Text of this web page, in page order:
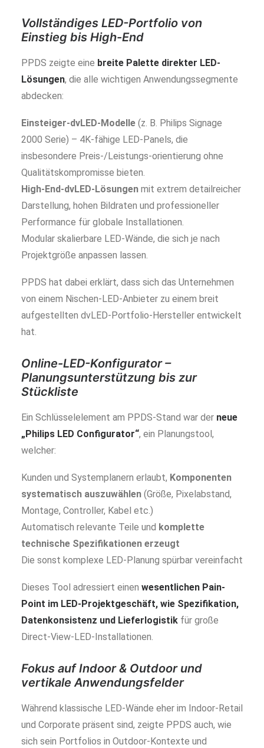
Vollständiges LED-Portfolio von
Einstieg bis High-End
PPDS zeigte eine breite Palette direkter LED-
Lösungen, die alle wichtigen Anwendungssegmente
abdecken:
Einsteiger-dvLED-Modelle (z. B. Philips Signage
2000 Serie) – 4K-fähige LED-Panels, die
insbesondere Preis-/Leistungs-orientierung ohne
Qualitätskompromisse bieten.
High-End-dvLED-Lösungen mit extrem detailreicher
Darstellung, hohen Bildraten und professioneller
Performance für globale Installationen.
Modular skalierbare LED-Wände, die sich je nach
Projektgröße anpassen lassen.
PPDS hat dabei erklärt, dass sich das Unternehmen
von einem Nischen-LED-Anbieter zu einem breit
aufgestellten dvLED-Portfolio-Hersteller entwickelt
hat.
Online-LED-Konfigurator –
Planungsunterstützung bis zur
Stückliste
Ein Schlüsselelement am PPDS-Stand war der neue
„Philips LED Configurator“, ein Planungstool,
welcher:
Kunden und Systemplanern erlaubt, Komponenten
systematisch auszuwählen (Größe, Pixelabstand,
Montage, Controller, Kabel etc.)
Automatisch relevante Teile und komplette
technische Spezifikationen erzeugt
Die sonst komplexe LED-Planung spürbar vereinfacht
Dieses Tool adressiert einen wesentlichen Pain-
Point im LED-Projektgeschäft, wie Spezifikation,
Datenkonsistenz und Lieferlogistik für große
Direct-View-LED-Installationen.
Fokus auf Indoor & Outdoor und
vertikale Anwendungsfelder
Während klassische LED-Wände eher im Indoor-Retail
und Corporate präsent sind, zeigte PPDS auch, wie
sich sein Portfolios in Outdoor-Kontexte und